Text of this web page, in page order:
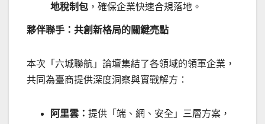
地稅制包 ，確保企業快速合規落地。
夥伴聯手：共創新格局的關鍵亮點
本次「六城聯航」論壇集結了各領域的領軍企業，
共同為臺商提供深度洞察與實戰解方：
阿里雲： 提供「端、網、安全」三層方案，